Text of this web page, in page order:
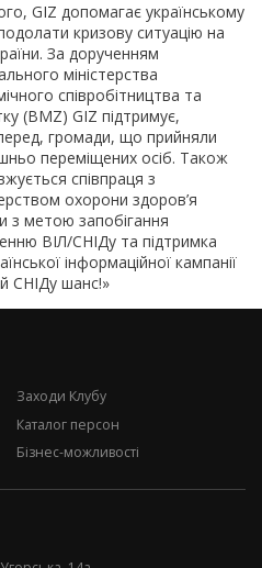
GIZ допомагає українському
кризову ситуацію на
За дорученням
міністерства
співробітництва та
(BMZ) GIZ підтримує,
громади, що прийняли
переміщених осіб. Також
співпраця з
охорони здоров’я
з метою запобігання
ВІЛ/СНІДу та підтримка
інформаційної кампанії
СНІДу шанс!»
Заходи Клубу
Каталог персон
Бізнес-можливості